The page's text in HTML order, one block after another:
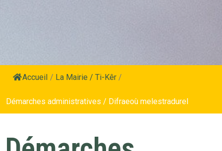
Accueil / La Mairie / Ti-Kêr /
Démarches administratives / Difraeoù melestradurel